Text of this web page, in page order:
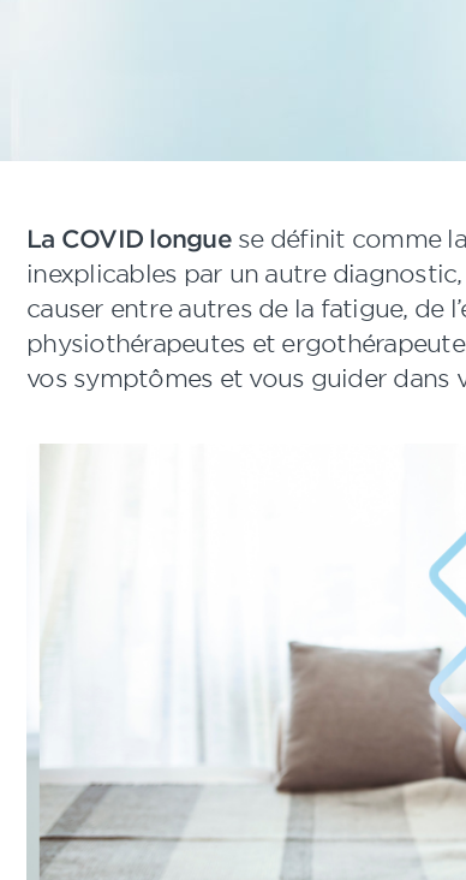
La COVID longuese définit comme
inexplicables par un autre
causer entre autres de la fatigue, de
physiothérapeutes et
vos symptômes et vous guider dans